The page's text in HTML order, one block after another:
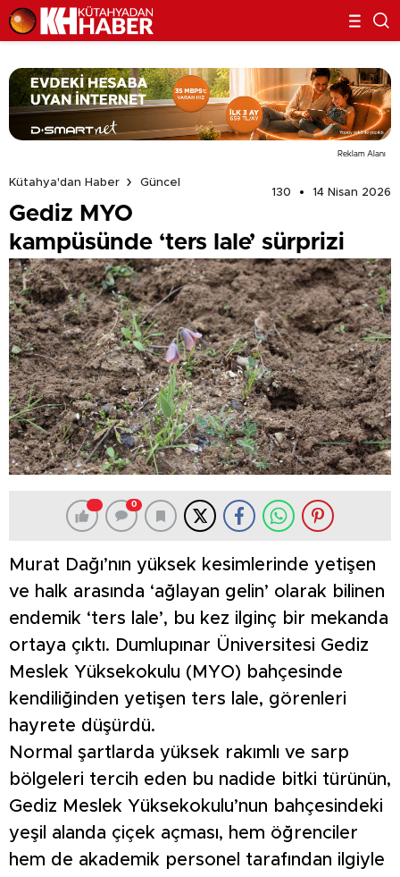
Reklam Alanı
Kütahya'dan Haber
Güncel
130
14 Nisan 2026
Gediz MYO
kampüsünde ‘ters lale’ sürprizi
0
Murat Dağı’nın yüksek kesimlerinde yetişen
ve halk arasında ‘ağlayan gelin’ olarak bilinen
endemik ‘ters lale’, bu kez ilginç bir mekanda
ortaya çıktı. Dumlupınar Üniversitesi Gediz
Meslek Yüksekokulu (MYO) bahçesinde
kendiliğinden yetişen ters lale, görenleri
hayrete düşürdü.
Normal şartlarda yüksek rakımlı ve sarp
bölgeleri tercih eden bu nadide bitki türünün,
Gediz Meslek Yüksekokulu’nun bahçesindeki
yeşil alanda çiçek açması, hem öğrenciler
hem de akademik personel tarafından ilgiyle